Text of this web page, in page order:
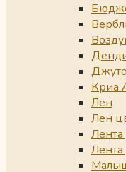
Криа
Лен
Лен
Лента